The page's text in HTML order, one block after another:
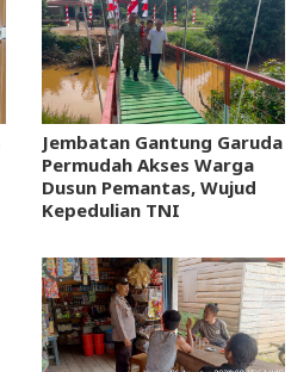
Jembatan Gantung Garuda
Permudah Akses Warga
Dusun Pemantas, Wujud
Kepedulian TNI